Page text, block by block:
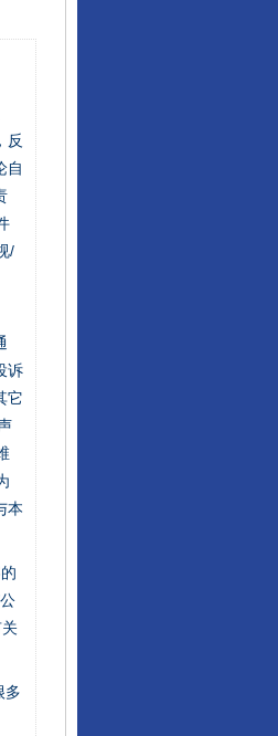
反
自
/
诉
它
本
多